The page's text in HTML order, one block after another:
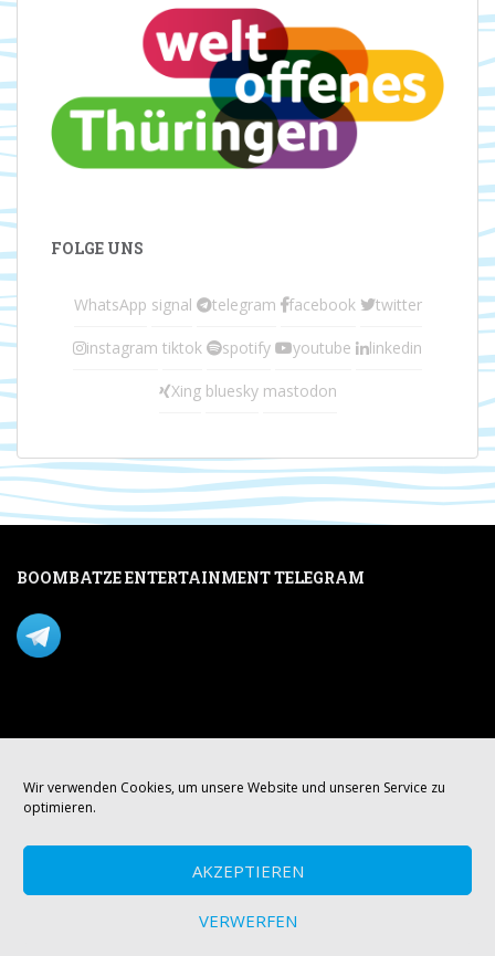
Wir verwenden Cookies, um unsere Website und unseren Service zu
optimieren.
AKZEPTIEREN
VERWERFEN
FOLGE UNS
WhatsApp signal telegram facebook twitter
instagram tiktok spotify youtube linkedin
Xing bluesky mastodon
BOOMBATZE ENTERTAINMENT TELEGRAM